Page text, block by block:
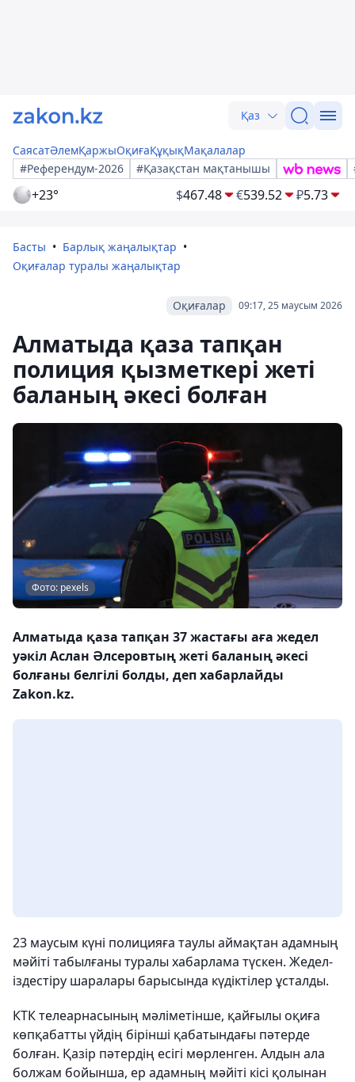
Қаз
СаясатӘлемҚаржыОқиғаҚұқықМақалалар
#Референдум-2026
#Қазақстан мақтанышы
+23° $467.48 €539.52 ₽5.73
Басты
Барлық жаңалықтар
Оқиғалар туралы жаңалықтар
09:17, 25 маусым 2026
Оқиғалар
Алматыда қаза тапқан
полиция қызметкері жеті
баланың әкесі болған
Фото: pexels
Алматыда қаза тапқан 37 жастағы аға жедел
уәкіл Аслан Әлсеровтың жеті баланың әкесі
болғаны белгілі болды, деп хабарлайды
Zakon.kz.
23 маусым күні полицияға таулы аймақтан адамның
мәйіті табылғаны туралы хабарлама түскен. Жедел-
іздестіру шаралары барысында күдіктілер ұсталды.
КТК телеарнасының мәліметінше, қайғылы оқиға
көпқабатты үйдің бірінші қабатындағы пәтерде
болған. Қазір пәтердің есігі мөрленген. Алдын ала
болжам бойынша, ер адамның мәйіті кісі қолынан